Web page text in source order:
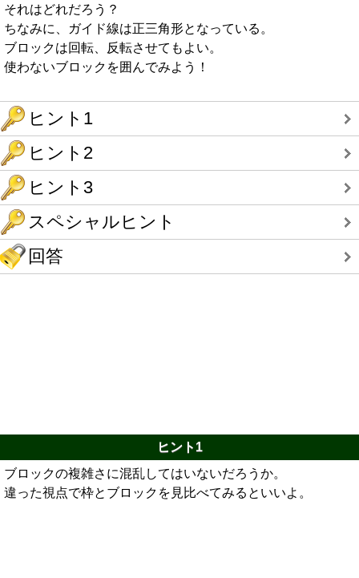
それはどれだろう？
ちなみに、ガイド線は正三角形となっている。
ブロックは回転、反転させてもよい。
使わないブロックを囲んでみよう！
ヒント1
ヒント2
ヒント3
スペシャルヒント
回答
ヒント1
ブロックの複雑さに混乱してはいないだろうか。
違った視点で枠とブロックを見比べてみるといいよ。